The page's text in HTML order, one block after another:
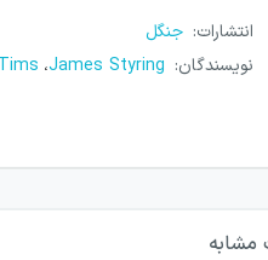
انتشارات: جنگل
نویسندگان:
James Styring،